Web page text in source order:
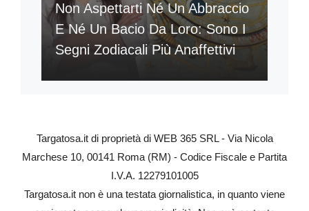
Non Aspettarti Né Un Abbraccio
E Né Un Bacio Da Loro: Sono I
Segni Zodiacali Più Anaffettivi
Targatosa.it di proprietà di WEB 365 SRL - Via Nicola
Marchese 10, 00141 Roma (RM) - Codice Fiscale e Partita
I.V.A. 12279101005
Targatosa.it non è una testata giornalistica, in quanto viene